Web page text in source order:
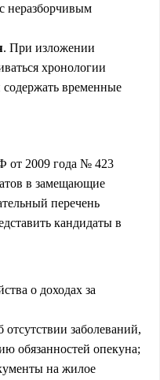
неразборчивым
. При изложении
хронологии
временные
от 2009 года № 423
в замещающие
перечень
кандидаты в
о доходах за
заболеваний,
обязанностей опекуна;
на жилое